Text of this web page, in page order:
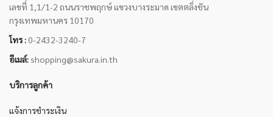
เลขที่ 1,1/1-2 ถนนราชพฤกษ์ แขวงบางระมาด เขตตลิ่งชัน
กรุงเทพมหานคร 10170
โทร : 0-2432-3240-7
อีเมล์: shopping@sakura.in.th
บริการลูกค้า
แจ้งการชำระเงิน